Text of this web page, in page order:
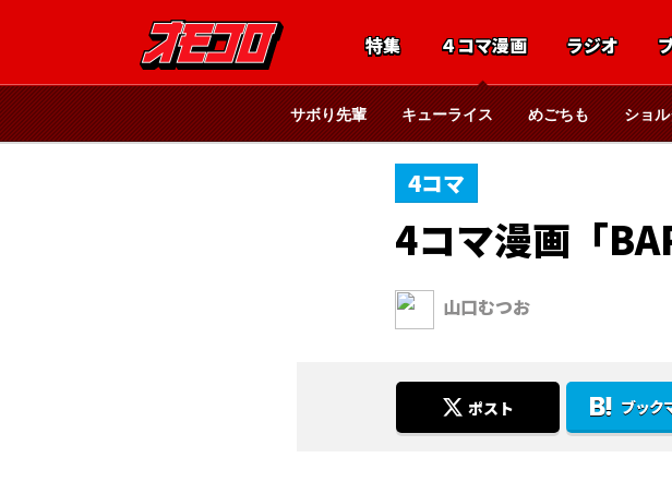
特集 ４コマ漫画 ラジオ
サボり先輩 キューライス めごちも ショ
4コマ
4コマ漫画「
山口むつお
ポスト ブック